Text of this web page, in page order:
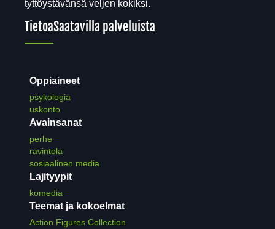
tyttöystävänsä veljen kokiksi.
TietoaSaatavilla palveluista
Oppiaineet
psykologia
uskonto
Avainsanat
perhe
ravintola
sosiaalinen media
Lajityypit
komedia
Teemat ja kokoelmat
Action Figures Collection